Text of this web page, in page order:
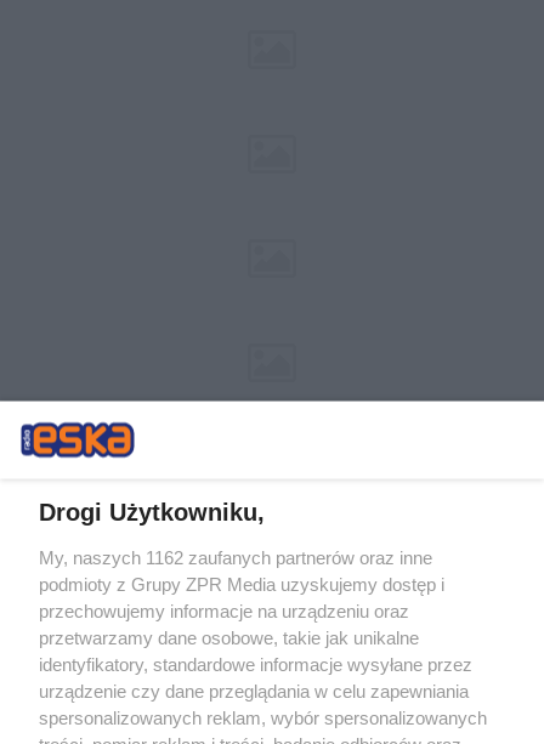
Żaden utwór zamieszczony w serwisie nie może być powielany i
rozpowszechniany lub dalej rozpowszechniany w jakikolwiek sposób (w
tym także elektroniczny lub mechaniczny) na jakimkolwiek polu
eksploatacji w jakiejkolwiek formie, włącznie z umieszczaniem w
Internecie bez pisemnej zgody właściciela praw. Jakiekolwiek użycie lub
wykorzystanie utworów w całości lub w części z naruszeniem prawa,
tzn. bez właściwej zgody, jest zabronione pod groźbą kary i może być
ścigane prawnie.
Drogi Użytkowniku,
My, naszych 1162 zaufanych partnerów oraz inne
podmioty z Grupy ZPR Media uzyskujemy dostęp i
przechowujemy informacje na urządzeniu oraz
przetwarzamy dane osobowe, takie jak unikalne
identyfikatory, standardowe informacje wysyłane przez
urządzenie czy dane przeglądania w celu zapewniania
spersonalizowanych reklam, wybór spersonalizowanych